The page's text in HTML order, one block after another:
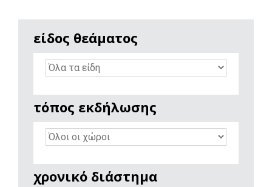
είδος θεάματος
τόπος εκδήλωσης
χρονικό διάστημα